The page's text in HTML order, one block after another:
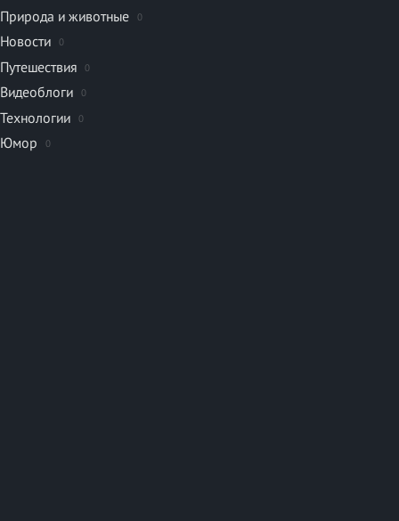
Природа и животные 0
Новости 0
Путешествия 0
Видеоблоги 0
Технологии 0
Юмор 0